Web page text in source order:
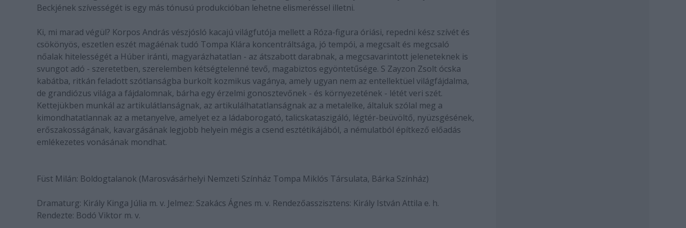
Beckjének szívességét is egy más tónusú produkcióban lehetne elismeréssel illetni.
Ki, mi marad végül? Korpos András vészjósló kacajú világfutója mellett a Róza-figura óriási, repedni kész szívét és
csökönyös, eszetlen eszét magáénak tudó Tompa Klára koncentráltsága, jó tempói, a megcsalt és megcsaló
nőalak hitelességét a Húber iránti, magyarázhatatlan - az átszabott darabnak, a megcsavarintott jeleneteknek is
svungot adó - szeretetben, szerelemben kétségtelenné tevő, magabiztos egyöntetűsége. S Zayzon Zsolt ócska
kabátba, ritkán feladott szótlanságba burkolt kozmikus vagánya, amely ugyan nem az entellektüel világfájdalma,
de grandiózus világa a fájdalomnak, bárha egy érzelmi gonosztevőnek - és környezetének - létét veri szét.
Kettejükben munkál az artikulátlanságnak, az artikulálhatatlanságnak az a metalelke, általuk szólal meg a
kimondhatatlannak az a metanyelve, amelyet ez a ládaborogató, talicskataszigáló, légtér-beüvöltő, nyüzsgésének,
erőszakosságának, kavargásának legjobb helyein mégis a csend esztétikájából, a némulatból építkező előadás
emlékezetes vonásának mondhat.
Füst Milán: Boldogtalanok (Marosvásárhelyi Nemzeti Színház Tompa Miklós Társulata, Bárka Színház)
Dramaturg: Király Kinga Júlia m. v. Jelmez: Szakács Ágnes m. v. Rendezőasszisztens: Király István Attila e. h.
Rendezte: Bodó Viktor m. v.